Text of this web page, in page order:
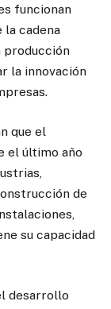
funcionan
cadena
la innovación
que el
el último año
de
su capacidad
desarrollo